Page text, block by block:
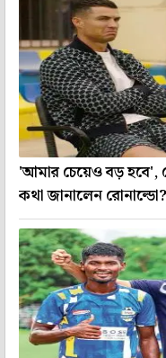
'আমার চেয়েও বড় হবে',
কথা জানালেন রোনাল্ডো?